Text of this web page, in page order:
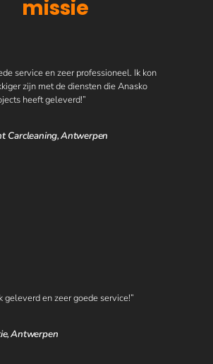
missie
service en zeer professioneel. Ik kon
zijn met de diensten die Anasko
heeft geleverd!”
Carcleaning,Antwerpen
geleverd en zeer goede service!”
Antwerpen